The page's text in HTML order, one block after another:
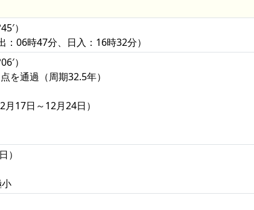
）
06時47分、日入：16時32分）
）
を通過（周期32.5年）
月17日～12月24日）
）